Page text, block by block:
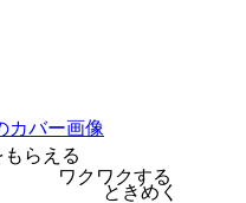
もらえる
ワクワクする
ときめく